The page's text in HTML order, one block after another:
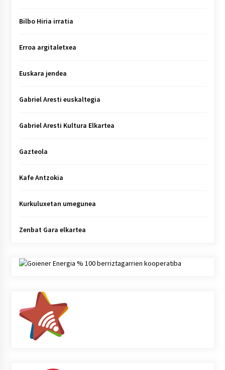
Bilbo Hiria irratia
Erroa argitaletxea
Euskara jendea
Gabriel Aresti euskaltegia
Gabriel Aresti Kultura Elkartea
Gazteola
Kafe Antzokia
Kurkuluxetan umegunea
Zenbat Gara elkartea